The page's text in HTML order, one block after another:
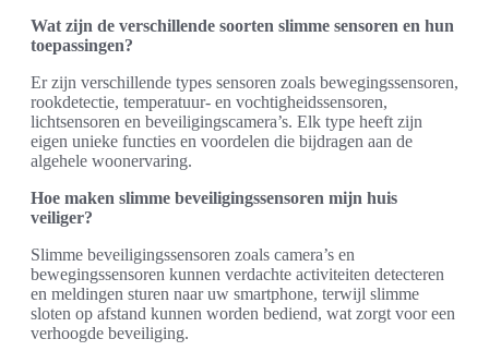
Wat zijn de verschillende soorten slimme sensoren en hun
toepassingen?
Er zijn verschillende types sensoren zoals bewegingssensoren,
rookdetectie, temperatuur- en vochtigheidssensoren,
lichtsensoren en beveiligingscamera’s. Elk type heeft zijn
eigen unieke functies en voordelen die bijdragen aan de
algehele woonervaring.
Hoe maken slimme beveiligingssensoren mijn huis
veiliger?
Slimme beveiligingssensoren zoals camera’s en
bewegingssensoren kunnen verdachte activiteiten detecteren
en meldingen sturen naar uw smartphone, terwijl slimme
sloten op afstand kunnen worden bediend, wat zorgt voor een
verhoogde beveiliging.